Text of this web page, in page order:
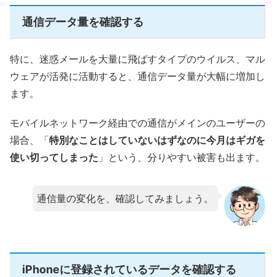
通信データ量を確認する
特に、迷惑メールを大量に飛ばすタイプのウイルス、マル
ウェアが活発に活動すると、通信データ量が大幅に増加し
ます。
モバイルネットワーク経由での通信がメインのユーザーの
場合、「特別なことはしていないはずなのに今月はギガを
使い切ってしまった 」という、分りやすい被害も出ます。
通信量の変化を、確認してみましょう。
iPhoneに登録されているデータを確認する